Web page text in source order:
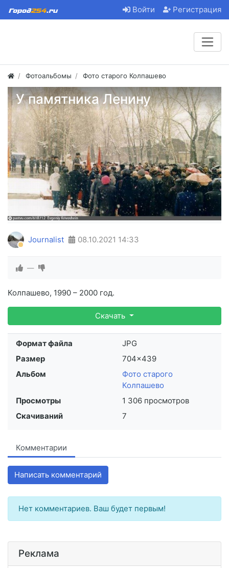
Войти Регистрация
Фотоальбомы Фото старого Колпашево
У памятника Ленину
Journalist 08.10.2021 14:33
—
Колпашево, 1990 – 2000 год.
Скачать
Формат файла
JPG
Размер
704×439
Альбом
Фото старого
Колпашево
Просмотры
1 306 просмотров
Скачиваний
7
Комментарии
Написать комментарий
Нет комментариев. Ваш будет первым!
Реклама